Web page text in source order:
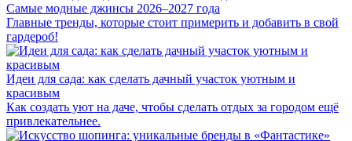
Самые модные джинсы 2026–2027 года
Главные тренды, которые стоит примерить и добавить в свой
гардероб!
Идеи для сада: как сделать дачный участок уютным и
красивым
Как создать уют на даче, чтобы сделать отдых за городом ещё
привлекательнее.